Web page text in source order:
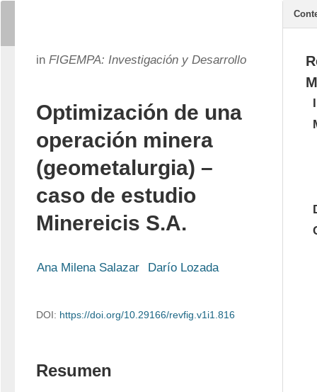
in FIGEMPA: Investigación y Desarrollo
Optimización de una
operación minera
(geometalurgia) –
caso de estudio
Minereicis S.A.
Ana Milena Salazar Darío Lozada
DOI: https://doi.org/10.29166/revfig.v1i1.816
Resumen